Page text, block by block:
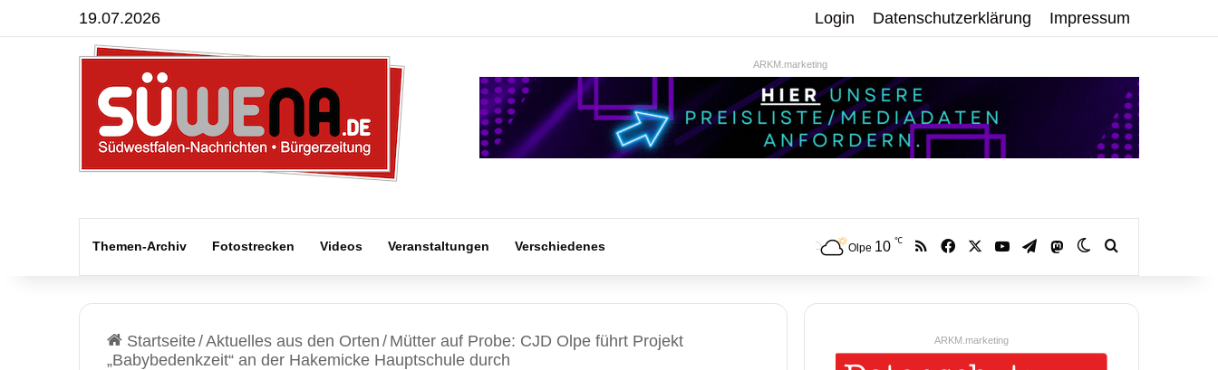
19.07.2026 Login Datenschutzerklärung Impressum
ARKM.marketing
Themen-Archiv Fotostrecken Videos Veranstaltungen Verschiedenes Olpe 10 ℃ RSS Facebook YouTubeTelegramMastodonSkin umschalten
Startseite/Aktuelles aus den Orten / Mütter auf Probe: CJD Olpe führt Projekt
„Babybedenkzeit“ an der Hakemicke Hauptschule durch
ARKM.marketing